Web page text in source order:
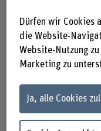
Dürfen wir Cookies
die Website-
Website-Nutzung
Marketing zu
Ja, alle Cookies